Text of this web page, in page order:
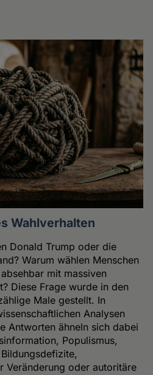
Wahlverhalten
Donald Trump oder die
Warum wählen Menschen
mit massiven
Diese Frage wurde in den
Male gestellt. In
Analysen
Antworten ähneln sich dabei
Populismus,
Veränderung oder autoritäre